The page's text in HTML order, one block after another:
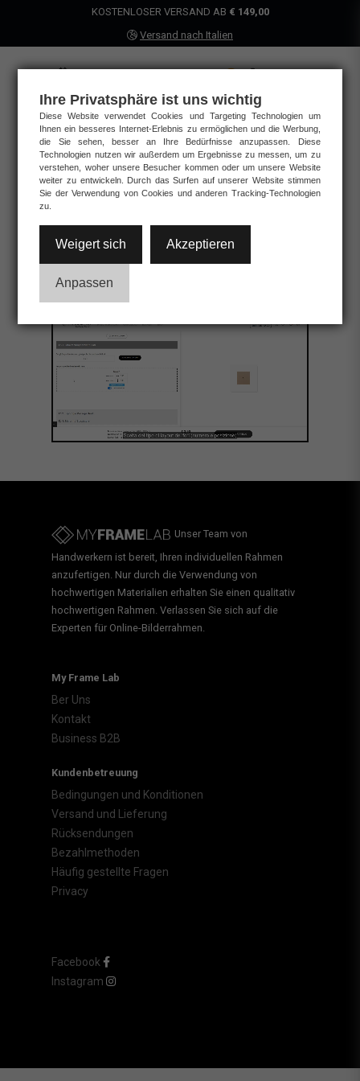
KOSTENLOSER VERSAND AB € 149,00
Versand nach Italien
Individuelles
Passepartout
erstellen
KONFIGURATION BEGINNEN
Unser Team von
Handwerkern ist bereit, Ihren individuellen Rahmen
anzufertigen. Nur durch die Verwendung von
hochwertigen Materialien erhalten Sie einen qualitativ
hochwertigen Rahmen. Verlassen Sie sich auf die
Experten für Online-Bilderrahmen.
My Frame Lab
Ber Uns
Kontakt
Business B2B
Kundenbetreuung
Bedingungen und Konditionen
Versand und Lieferung
Rücksendungen
Bezahlmethoden
Häufig gestellte Fragen
Privacy
Facebook
Instagram
Ihre Privatsphäre ist uns wichtig
Diese Website verwendet Cookies und Targeting Technologien um
Ihnen ein besseres Internet-Erlebnis zu ermöglichen und die Werbung,
die Sie sehen, besser an Ihre Bedürfnisse anzupassen. Diese
Technologien nutzen wir außerdem um Ergebnisse zu messen, um zu
verstehen, woher unsere Besucher kommen oder um unsere Website
weiter zu entwickeln. Durch das Surfen auf unserer Website stimmen
Sie der Verwendung von Cookies und anderen Tracking-Technologien
zu.
Weigert sich Akzeptieren
Anpassen